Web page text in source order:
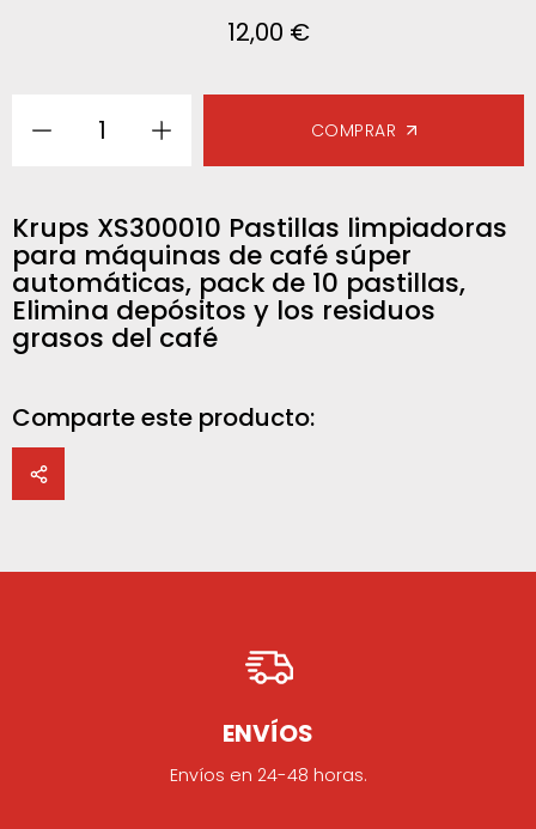
12,00 €
1 COMPRAR
Krups XS300010 Pastillas limpiadoras
para máquinas de café súper
automáticas, pack de 10 pastillas,
Elimina depósitos y los residuos
grasos del café
Comparte este producto:
ENVÍOS
Envíos en 24-48 horas.